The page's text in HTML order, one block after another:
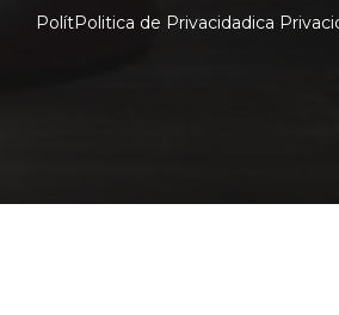
PolítPolitica de Privacidadica